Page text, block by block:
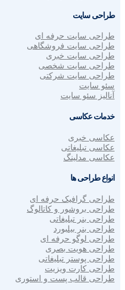
طراحی سایت
طراحی سایت حرفه ای
طراحی سایت فروشگاهی
طراحی سایت خبری
طراحی سایت شخصی
طراحی سایت شرکتی
سئو سایت
آنالیز سئو سایت
خدمات عکاسی
عکاسی خبری
عکاسی تبلیغاتی
عکاسی مدلینگ
انواع طراحی ها
طراحی گرافیک حرفه ای
طراحی بروشور و کاتالوگ
طراحی بنر تبلیغاتی
طراحی بنر بیلبورد
طراحی لوگو حرفه ای
طراحی هویت بصری
طراحی پوستر تبلیغاتی
طراحی کارت ویزیت
طراحی قالب پست و استوری